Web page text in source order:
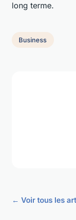
long terme.
Business
← Voir tous les